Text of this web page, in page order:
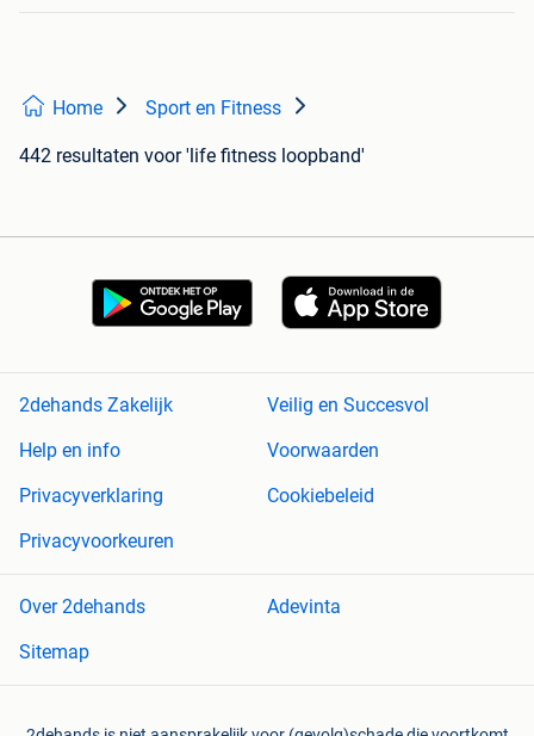
Home Sport en Fitness
442 resultaten voor 'life fitness loopband'
2dehands Zakelijk
Veilig en Succesvol
Help en info
Voorwaarden
Privacyverklaring
Cookiebeleid
Privacyvoorkeuren
Over 2dehands
Adevinta
Sitemap